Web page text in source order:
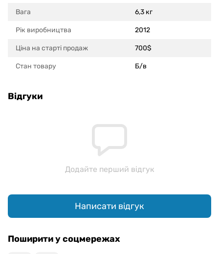
Вага 6,3 кг
Рік виробництва 2012
Ціна на старті продаж 700$
Стан товару Б/в
Відгуки
Додайте перший відгук
Написати відгук
Поширити у соцмережах